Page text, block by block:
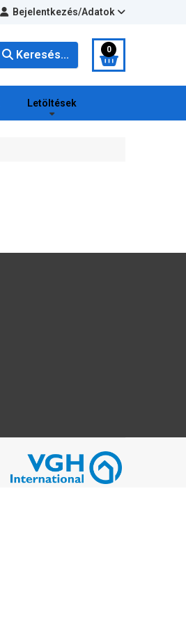
Bejelentkezés/Adatok
Keresés... 0
Letöltések